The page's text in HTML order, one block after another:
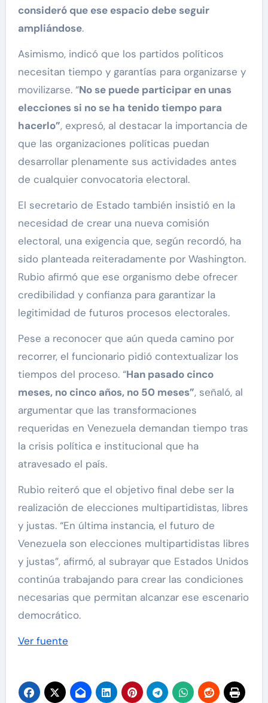
consideró que ese espacio debe seguir
ampliándose.
Asimismo, indicó que los partidos políticos
necesitan tiempo y garantías para organizarse y
movilizarse. “No se puede participar en unas
elecciones si no se ha tenido tiempo para
hacerlo”, expresó, al destacar la importancia de
que las organizaciones políticas puedan
desarrollar plenamente sus actividades antes
de cualquier convocatoria electoral.
El secretario de Estado también insistió en la
necesidad de crear una nueva comisión
electoral, una exigencia que, según recordó, ha
sido planteada reiteradamente por Washington.
Rubio afirmó que ese organismo debe ofrecer
credibilidad y confianza para garantizar la
legitimidad de futuros procesos electorales.
Pese a reconocer que aún queda camino por
recorrer, el funcionario pidió contextualizar los
tiempos del proceso. “Han pasado cinco
meses, no cinco años, no 50 meses”, señaló, al
argumentar que las transformaciones
requeridas en Venezuela demandan tiempo tras
la crisis política e institucional que ha
atravesado el país.
Rubio reiteró que el objetivo final debe ser la
realización de elecciones multipartidistas, libres
y justas. “En última instancia, el futuro de
Venezuela son elecciones multipartidistas libres
y justas”, afirmó, al subrayar que Estados Unidos
continúa trabajando para crear las condiciones
necesarias que permitan alcanzar ese escenario
democrático.
Ver fuente